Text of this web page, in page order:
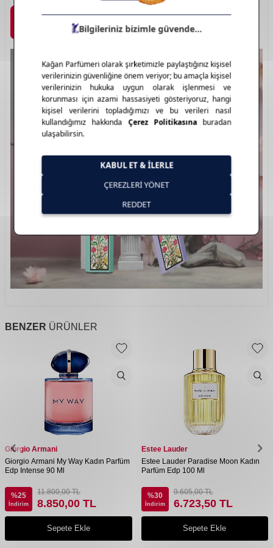
Marka Detayı
BENZER ÜRÜNLER
Giorgio Armani
Giorgio Armani My Way Kadın Parfüm
Edp Intense 90 Ml
%25
İndirim
11.800,00TL
8.850,00 TL
Sepete Ekle
Estee Lauder
Estee Lauder Paradise Moon Kadın
Parfüm Edp 100 Ml
%30
İndirim
9.605,00TL
6.723,50TL
Sepete Ekle